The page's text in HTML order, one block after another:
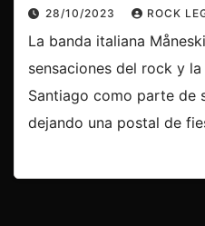
28/10/2023 ROCK
La banda italiana
sensaciones del rock y
Santiago como parte de
dejando una postal de